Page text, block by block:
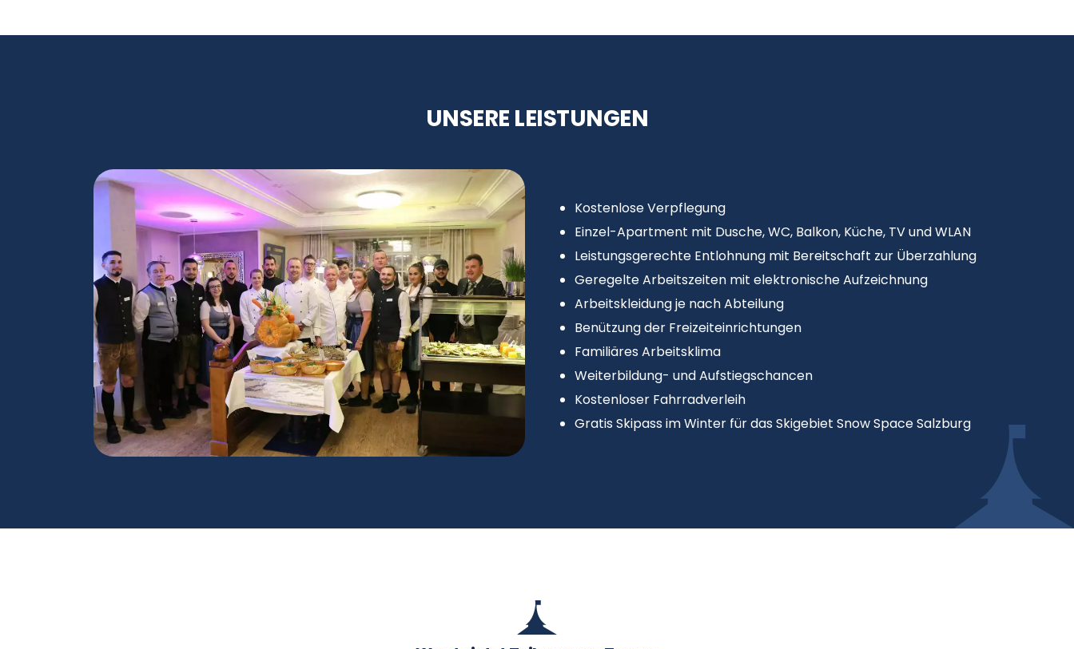
UNSERE LEISTUNGEN
Kostenlose Verpflegung
Einzel-Apartment mit Dusche, WC, Balkon, Küche, TV und WLAN
Leistungsgerechte Entlohnung mit Bereitschaft zur Überzahlung
Geregelte Arbeitszeiten mit elektronische Aufzeichnung
Arbeitskleidung je nach Abteilung
Benützung der Freizeiteinrichtungen
Familiäres Arbeitsklima
Weiterbildung- und Aufstiegschancen
Kostenloser Fahrradverleih
Gratis Skipass im Winter für das Skigebiet Snow Space Salzburg